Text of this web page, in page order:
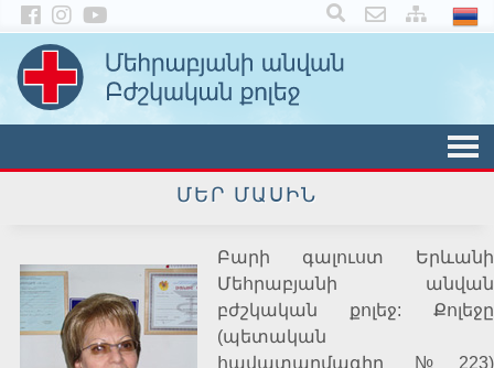
×
ՄԵՐ ՄԱՍԻՆ
Բարի գալուստ Երևանի
Մեհրաբյանի անվան
բժշկական քոլեջ: Քոլեջը
(պետական
հավատարմագիր
№ 223)